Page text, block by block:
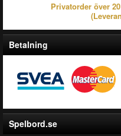
Privatorder över
Betalning
Spelbord.se